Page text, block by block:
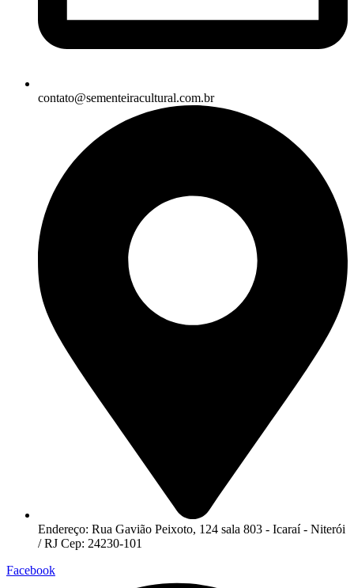
contato@sementeiracultural.com.br
Endereço: Rua Gavião Peixoto, 124 sala 803 - Icaraí - Niterói
/ RJ Cep: 24230-101
Facebook